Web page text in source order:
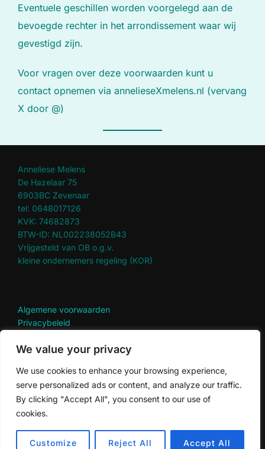
We value your privacy
We use cookies to enhance your browsing experience,
serve personalized ads or content, and analyze our traffic.
By clicking "Accept All", you consent to our use of
cookies.
Customize Reject All Accept All
Eventuele geschillen worden voorgelegd aan de
bevoegde rechter in het arrondissement waar wij
gevestigd zijn.
Voor vragen over deze voorwaarden kunt u
contact opnemen via annelieseXmelens.nl (vervang
X door @)
Anneliese Melens
De Hazelaar 75
6903BC Zevenaar
tel: 0648017126
KVK: 74682873
BTW-ID: NL002238052B43
Vrijgesteld van OB o.g.v.
kleine ondernemers regeling (KOR)
Algemene voorwaarden
Privacybeleid
Terugbetaal en retourbeleid
Privacybeleid
Inspiro Themedoor WPZOOM